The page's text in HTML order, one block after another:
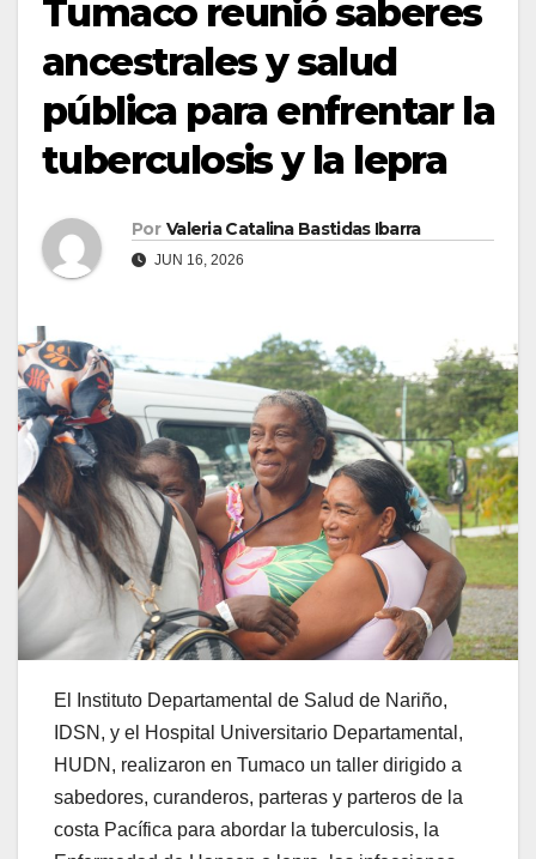
Tumaco reunió saberes
ancestrales y salud
pública para enfrentar la
tuberculosis y la lepra
Por Valeria Catalina Bastidas Ibarra
JUN 16, 2026
El Instituto Departamental de Salud de Nariño,
IDSN, y el Hospital Universitario Departamental,
HUDN, realizaron en Tumaco un taller dirigido a
sabedores, curanderos, parteras y parteros de la
costa Pacífica para abordar la tuberculosis, la